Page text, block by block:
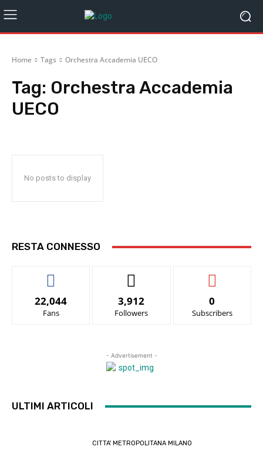
Home Tags Orchestra Accademia UECO
Tag: Orchestra Accademia
UECO
No posts to display
RESTA CONNESSO
22,044
Fans
3,912
Followers
0
Subscribers
- Advertisement -
ULTIMI ARTICOLI
CITTA' METROPOLITANA MILANO